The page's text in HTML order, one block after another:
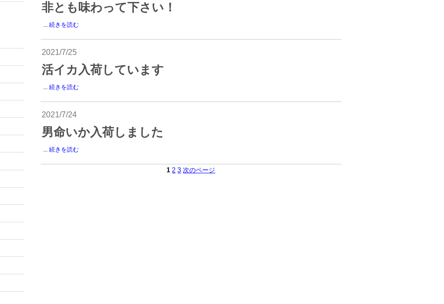
非とも味わって下さい！
...続きを読む
2021/7/25
活イカ入荷しています
...続きを読む
2021/7/24
男命いか入荷しました
...続きを読む
1 2 3 次のページ